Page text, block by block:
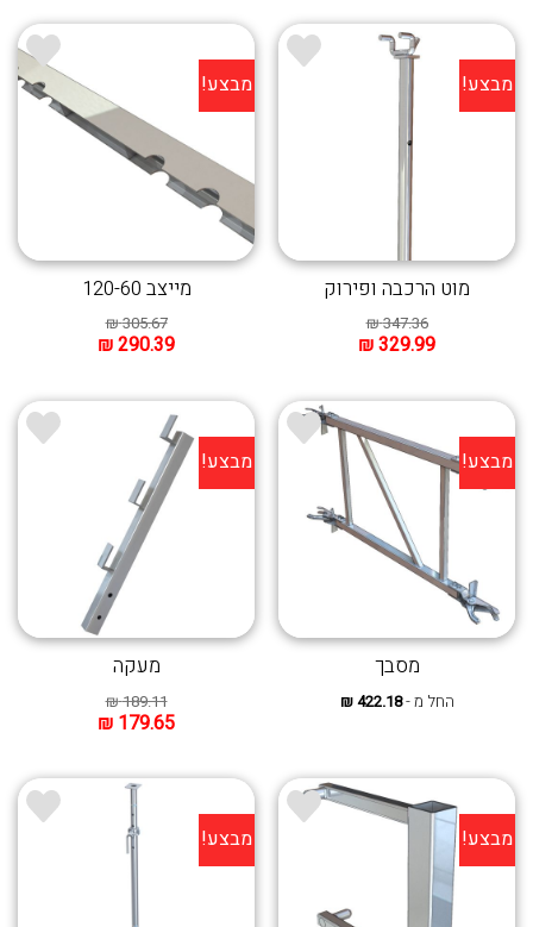
מבצע!
מוט הרכבה ופירוק
347.36
₪
329.99
₪
מבצע!
מייצב 120-60
305.67
₪
290.39
₪
מבצע!
מסבך
החל מ -422.18
₪
מבצע!
מעקה
189.11
₪
179.65
₪
מבצע! מבצע!